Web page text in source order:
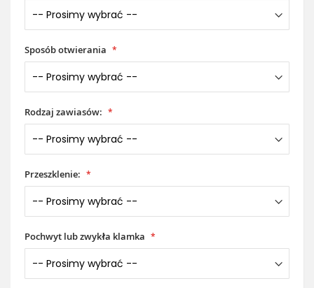
Sposób otwierania
Rodzaj zawiasów:
Przeszklenie:
Pochwyt lub zwykła klamka